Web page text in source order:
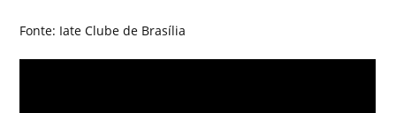
Fonte: Iate Clube de Brasília